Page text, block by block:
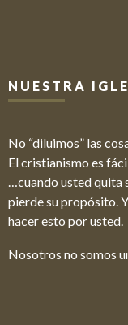
NUESTRA
No “diluimos” las
El cristianismo es
…cuando usted quita
pierde su propósito.
hacer esto por usted.
Nosotros no somos